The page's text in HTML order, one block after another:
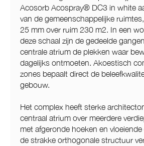
Acosorb Acospray® DC3 in white
van de gemeenschappelijke
25 mm over ruim 230 m2. In een
deze schaal zijn de gedeelde
centrale atrium de plekken waar
dagelijks ontmoeten. Akoestisch
zones bepaalt direct de
gebouw.
Het complex heeft sterke
centraal atrium over meerdere
met afgeronde hoeken en
de strakke orthogonale structuur